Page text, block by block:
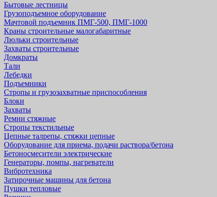
Бытовые лестницы
Грузоподъемное оборудование
Мачтовой подъемник ПМГ-500, ПМГ-1000
Краны строительные малогабаритные
Люльки строительные
Захваты строительные
Домкраты
Тали
Лебедки
Подъемники
Стропы и грузозахватные приспособления
Блоки
Захваты
Ремни стяжные
Стропы текстильные
Цепные талрепы, стяжки цепные
Оборудование для приема, подачи раствора/бетона
Бетоносмесители электрические
Генераторы, помпы, нагреватели
Вибротехника
Затирочные машины для бетона
Пушки тепловые